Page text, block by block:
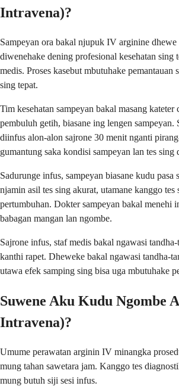
Intravena)?
Sampeyan ora bakal njupuk IV arginine
diwenehake dening profesional kesehatan sing
medis. Proses kasebut mbutuhake pemantauan
sing tepat.
Tim kesehatan sampeyan bakal masang
pembuluh getih, biasane ing lengen
diinfus alon-alon sajrone 30 menit nganti
gumantung saka kondisi sampeyan lan tes sing
Sadurunge infus, sampeyan biasane kudu
njamin asil tes sing akurat, utamane kanggo tes
pertumbuhan. Dokter sampeyan bakal menehi
babagan mangan lan ngombe.
Sajrone infus, staf medis bakal ngawasi
kanthi rapet. Dheweke bakal ngawasi tandha-
utawa efek samping sing bisa uga mbutuhake
Suwene Aku Kudu Ngombe
Intravena)?
Umume perawatan arginin IV minangka
mung tahan sawetara jam. Kanggo tes
mung butuh siji sesi infus.